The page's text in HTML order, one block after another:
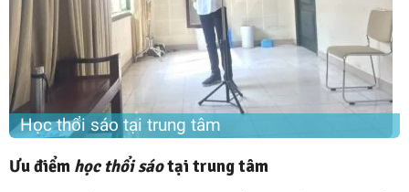
Học thổi sáo tại trung tâm
Ưu điểm học thổi sáotại trung tâm